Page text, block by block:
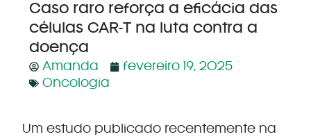
Caso raro reforça a eficácia das
células CAR-T na luta contra a
doença
Amanda
fevereiro 19, 2025
Oncologia
Um estudo publicado recentemente na